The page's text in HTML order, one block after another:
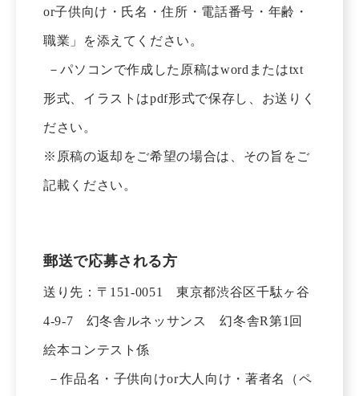
or子供向け・氏名・住所・電話番号・年齢・
職業」を添えてください。
－パソコンで作成した原稿はwordまたはtxt
形式、イラストはpdf形式で保存し、お送りく
ださい。
※原稿の返却をご希望の場合は、その旨をご
記載ください。
郵送で応募される方
送り先：〒151-0051 東京都渋谷区千駄ヶ谷
4-9-7 幻冬舎ルネッサンス 幻冬舎R第1回
絵本コンテスト係
－作品名・子供向けor大人向け・著者名（ペ